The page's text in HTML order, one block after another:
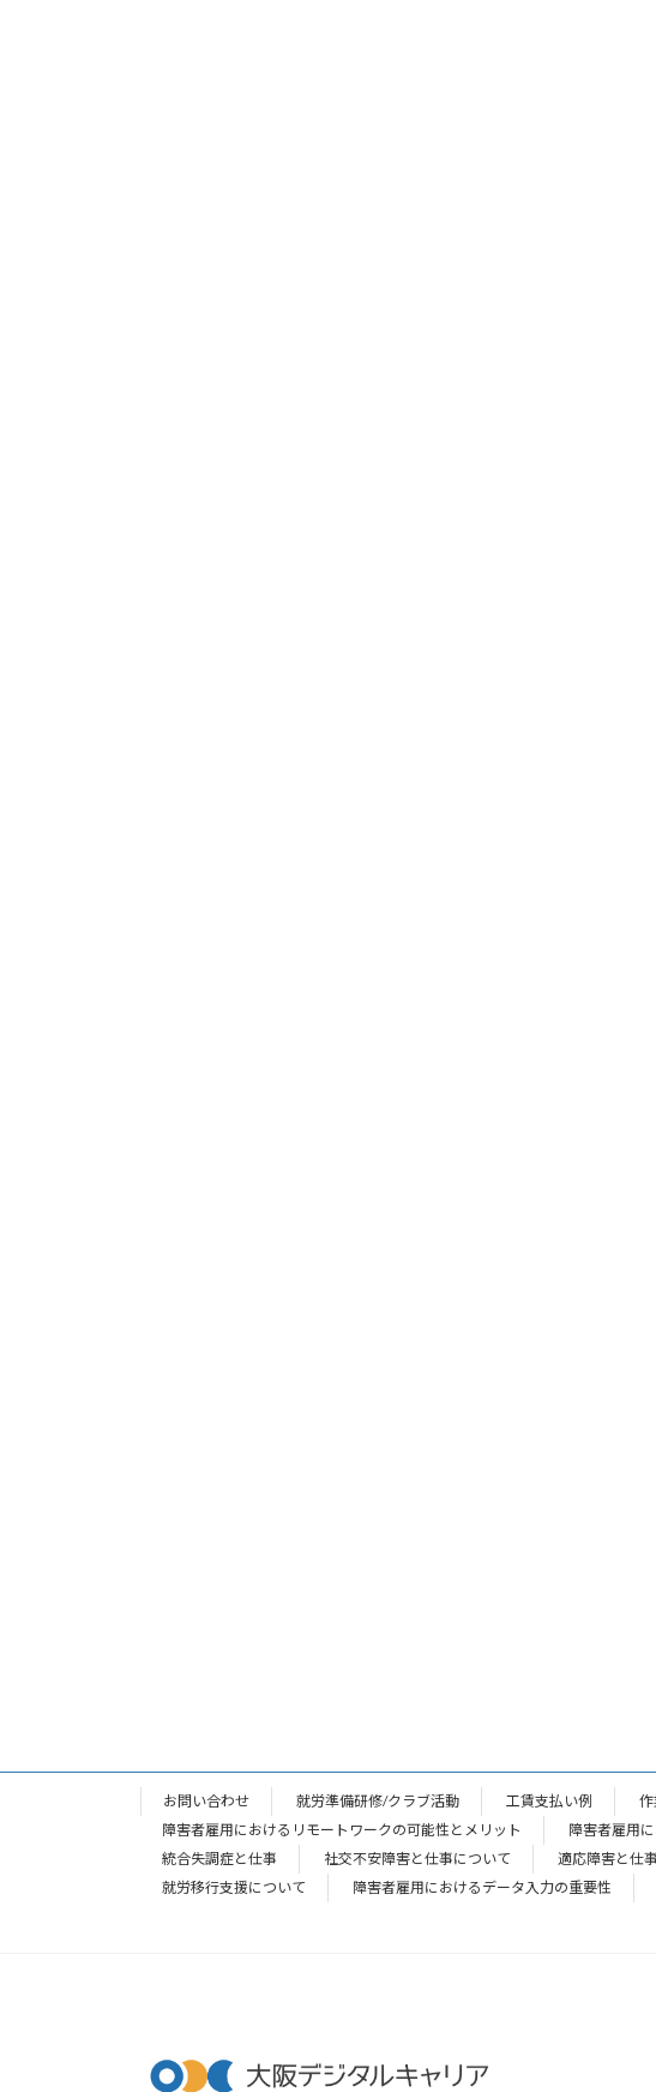
お問い合わせ 就労準備研修/クラブ活動 工賃支払い例
障害者雇用におけるリモートワークの可能性とメリット
障害者雇用
統合失調症と仕事
社交不安障害と仕事について 適応障害と仕
就労移行支援について
障害者雇用におけるデータ入力の重要性